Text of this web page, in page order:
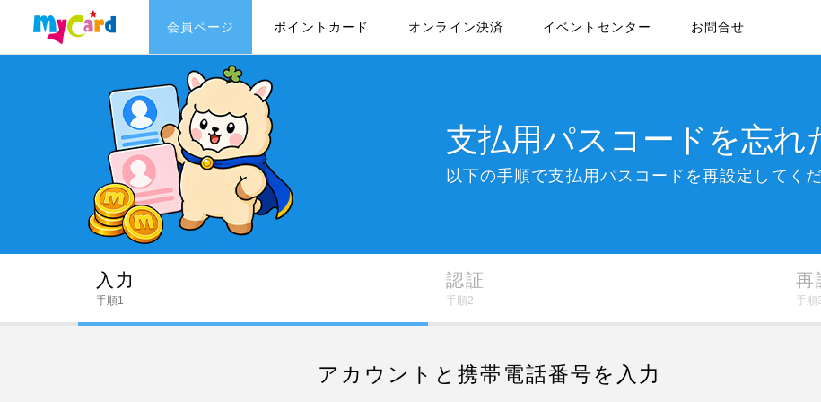
会員ページ ポイントカード オンライン決済 イベントセンター お問合せ
支払用パスコードを忘れ
以下の手順で支払用パスコードを再設定してく
入力
手順1
認証
手順2
再
手順
アカウントと携帯電話番号を入力